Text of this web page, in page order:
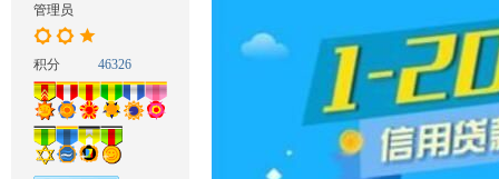
管理员
积分 46326